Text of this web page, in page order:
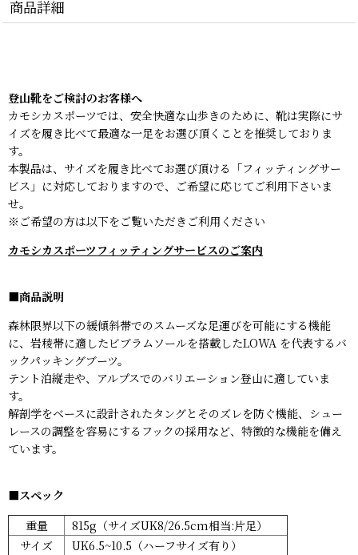
商品詳細
登山靴をご検討のお客様へ
カモシカスポーツでは、安全快適な山歩きのために、靴は実際にサ
イズを履き比べて最適な一足をお選び頂くことを推奨しておりま
す。
本製品は、サイズを履き比べてお選び頂ける 「フィッティングサー
ビス」 に対応しておりますので、ご希望に応じてご利用下さいま
せ。
※ご希望の方は以下をご覧いただきご利用ください
カモシカスポーツフィッティングサービスのご案内
■商品説明
森林限界以下の緩傾斜帯でのスムーズな足運びを可能にする機能
に、岩稜帯に適したビブラムソールを搭載したLOWA を代表するバ
ックパッキングブーツ。
テント泊縦走や、アルプスでのバリエーション登山に適していま
す。
解剖学をベースに設計されたタングとそのズレを防ぐ機能、シュー
レースの調整を容易にするフックの採用など、特徴的な機能を備え
ています。
■スペック
重量
815g（サイズUK8/26.5cm相当:片足）
サイズ
UK6.5~10.5（ハーフサイズ有り）